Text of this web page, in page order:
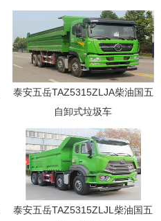
泰安五岳TAZ5315ZLJA柴油国五
自卸式垃圾车
泰安五岳TAZ5315ZLJL柴油国五